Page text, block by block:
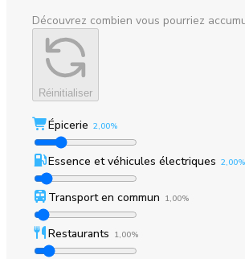
Découvrez combien vous pourriez
Réinitialiser
Épicerie 2,00%
Essence et véhicules électriques 2,00%
Transport en commun 1,00%
Restaurants 1,00%